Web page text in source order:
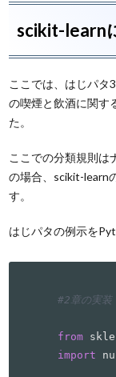
scikit-learn
ここでは、はじパタ
の喫煙と飲酒に関す
た。
ここでの分類規則は
の場合、scikit-learn
す。
はじパタの例示を
#2章の実装
from
import